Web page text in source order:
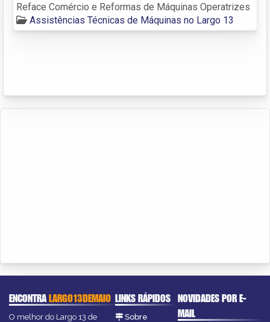
Reface Comércio e Reformas de Máquinas Operatrizes
Assistências Técnicas de Máquinas no Largo 13
ENCONTRALARGO13DEMAIO
O melhor do Largo 13 de
LINKS RÁPIDOS
Sobre
NOVIDADES POR E-
MAIL